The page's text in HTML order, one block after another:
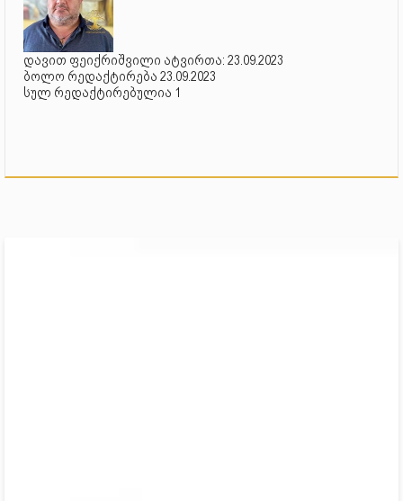
დავით ფეიქრიშვილი ატვირთა: 23.09.2023
ბოლო რედაქტირება 23.09.2023
სულ რედაქტირებულია 1